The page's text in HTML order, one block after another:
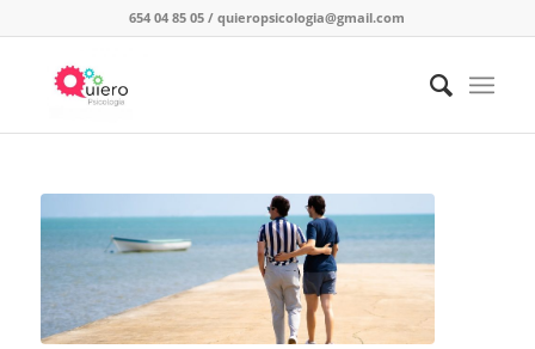
654 04 85 05 /quieropsicologia@gmail.com